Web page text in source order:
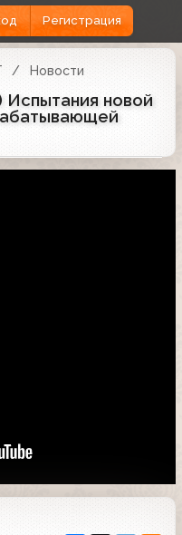
Регистрация
Новости
Испытания новой